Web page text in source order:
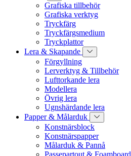
Grafiska tillbehör
Grafiska verktyg
Tryckfärg
Tryckfärgsmedium
Tryckplattor
Lera & Skapande
Förgyllning
Lerverktyg & Tillbehör
Lufttorkande lera
Modellera
Övrig lera
Ugnshärdande lera
Papper & Målarduk
Konstnärsblock
Konstnärspapper
Målarduk & Pannå
Passepartout & Foamboard